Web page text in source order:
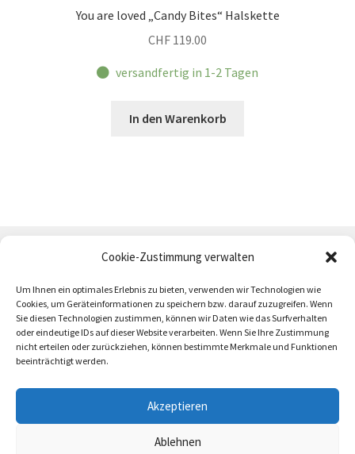
Cookie-Zustimmung verwalten
Um Ihnen ein optimales Erlebnis zu bieten, verwenden wir Technologien wie
Cookies, um Geräteinformationen zu speichern bzw. darauf zuzugreifen. Wenn
Sie diesen Technologien zustimmen, können wir Daten wie das Surfverhalten
oder eindeutige IDs auf dieser Website verarbeiten. Wenn Sie Ihre Zustimmung
nicht erteilen oder zurückziehen, können bestimmte Merkmale und Funktionen
beeinträchtigt werden.
Akzeptieren
Ablehnen
You are loved „Candy Bites“ Halskette
CHF 119.00
versandfertig in 1-2 Tagen
In den Warenkorb
AGB Zahlung und Versand Impressum